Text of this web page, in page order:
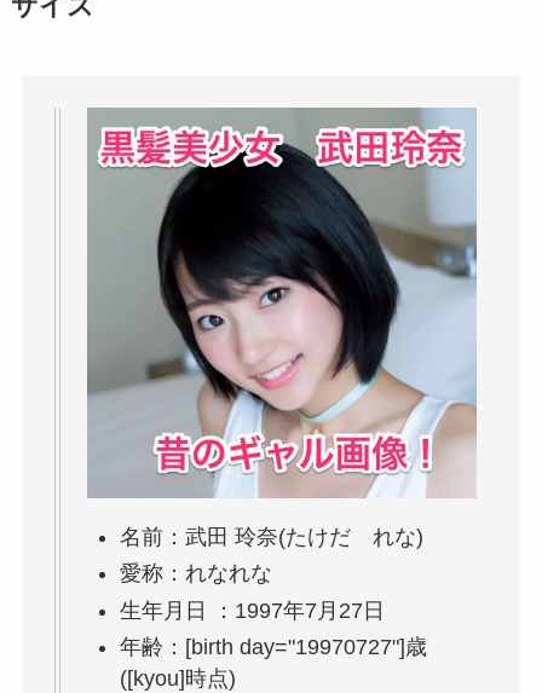
名前：武田 玲奈(たけだ れな)
愛称：れなれな
生年月日 ：1997年7月27日
年齢：[birth day="19970727"]歳
([kyou]時点)